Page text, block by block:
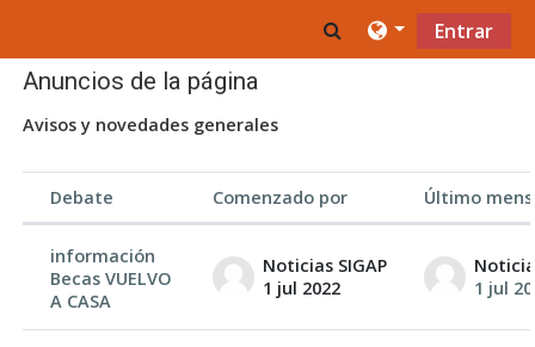
Toggle search
Entrar
Anuncios de la página
Avisos y novedades generales
Mostrando 3 de 3 discusiones
Estado
Debate Comenzado por Último
información
Becas VUELVO
A CASA
Noticias SIGAP
1 jul 2022
1 jul